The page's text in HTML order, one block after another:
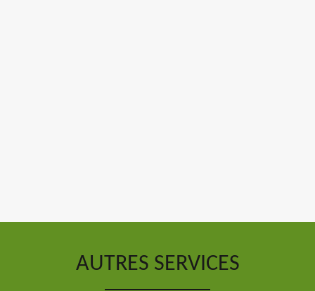
AUTRES SERVICES